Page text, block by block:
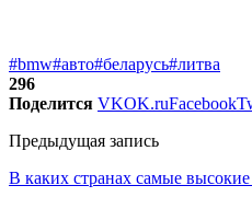
#bmw#авто#беларусь#литва
296
Поделится VKOK.ruFacebook
Предыдущая запись
В каких странах самые